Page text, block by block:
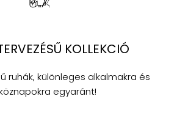
KOLLEKCIÓ
ruhák, különleges alkalmakra és
egyaránt!